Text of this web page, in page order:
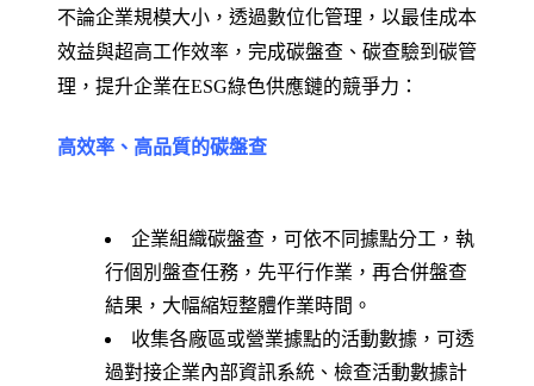
不論企業規模大小，透過數位化管理，以最佳成本
效益與超高工作效率，完成碳盤查、碳查驗到碳管
理，提升企業在ESG綠色供應鏈的競爭力：
高效率、高品質的碳盤查
企業組織碳盤查，可依不同據點分工，執
行個別盤查任務，先平行作業，再合併盤查
結果，大幅縮短整體作業時間。
收集各廠區或營業據點的活動數據，可透
過對接企業內部資訊系統、檢查活動數據計